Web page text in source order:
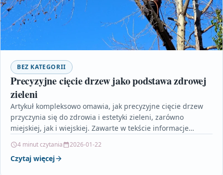
BEZ KATEGORII
Precyzyjne cięcie drzew jako podstawa zdrowej
zieleni
Artykuł kompleksowo omawia, jak precyzyjne cięcie drzew
przyczynia się do zdrowia i estetyki zieleni, zarówno
miejskiej, jak i wiejskiej. Zawarte w tekście informacje
4 minut czytania 2026-01-22
Czytaj więcej